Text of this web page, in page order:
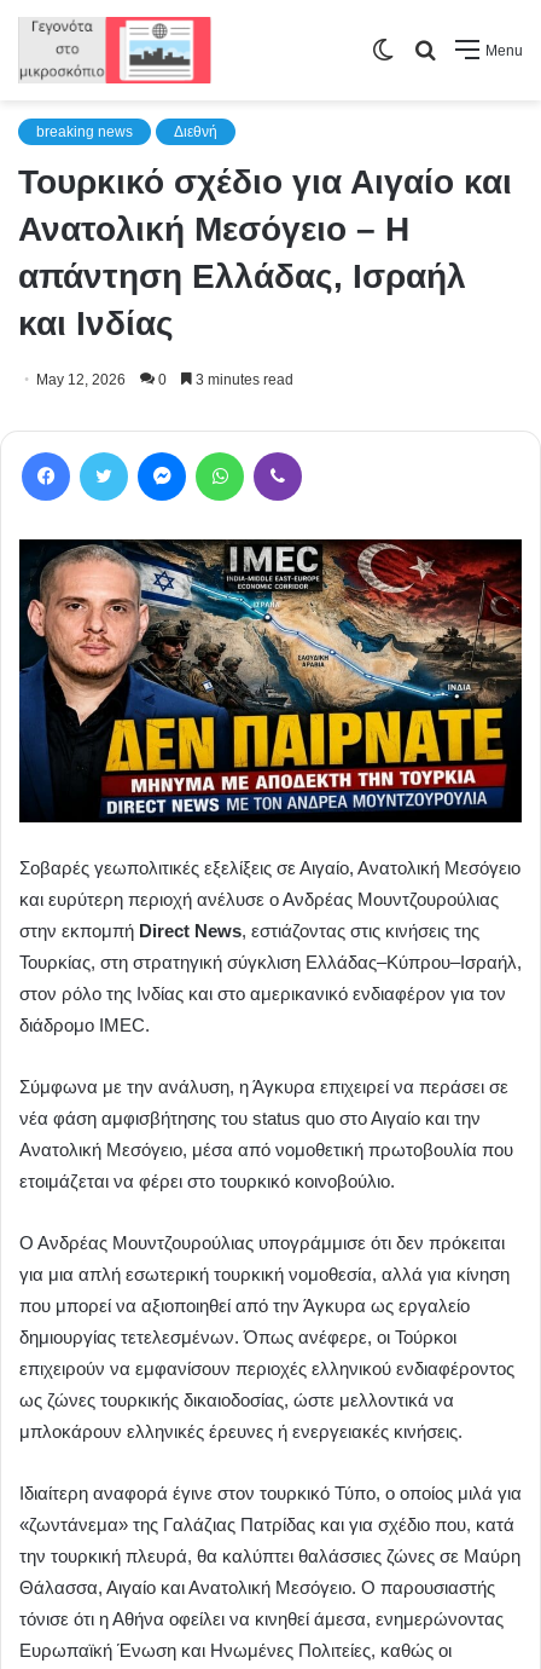
Menu
Search
Switch
breaking news Διεθνή
Τουρκικό σχέδιο για Αιγαίο και
Ανατολική Μεσόγειο – Η
απάντηση Ελλάδας, Ισραήλ
και Ινδίας
May 12, 2026 0 3 minutes read
Σοβαρές γεωπολιτικές εξελίξεις σε Αιγαίο, Ανατολική Μεσόγειο
και ευρύτερη περιοχή ανέλυσε ο Ανδρέας Μουντζουρούλιας
στην εκπομπή Direct News, εστιάζοντας στις κινήσεις της
Τουρκίας, στη στρατηγική σύγκλιση Ελλάδας–Κύπρου–Ισραήλ,
στον ρόλο της Ινδίας και στο αμερικανικό ενδιαφέρον για τον
διάδρομο IMEC.
Σύμφωνα με την ανάλυση, η Άγκυρα επιχειρεί να περάσει σε
νέα φάση αμφισβήτησης του status quo στο Αιγαίο και την
Ανατολική Μεσόγειο, μέσα από νομοθετική πρωτοβουλία που
ετοιμάζεται να φέρει στο τουρκικό κοινοβούλιο.
Ο Ανδρέας Μουντζουρούλιας υπογράμμισε ότι δεν πρόκειται
για μια απλή εσωτερική τουρκική νομοθεσία, αλλά για κίνηση
που μπορεί να αξιοποιηθεί από την Άγκυρα ως εργαλείο
δημιουργίας τετελεσμένων. Όπως ανέφερε, οι Τούρκοι
επιχειρούν να εμφανίσουν περιοχές ελληνικού ενδιαφέροντος
ως ζώνες τουρκικής δικαιοδοσίας, ώστε μελλοντικά να
μπλοκάρουν ελληνικές έρευνες ή ενεργειακές κινήσεις.
Ιδιαίτερη αναφορά έγινε στον τουρκικό Τύπο, ο οποίος μιλά για
«ζωντάνεμα» της Γαλάζιας Πατρίδας και για σχέδιο που, κατά
την τουρκική πλευρά, θα καλύπτει θαλάσσιες ζώνες σε Μαύρη
Θάλασσα, Αιγαίο και Ανατολική Μεσόγειο. Ο παρουσιαστής
τόνισε ότι η Αθήνα οφείλει να κινηθεί άμεσα, ενημερώνοντας
Ευρωπαϊκή Ένωση και Ηνωμένες Πολιτείες, καθώς οι